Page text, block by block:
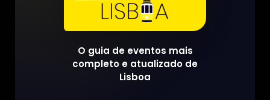
O guia de eventos mais
completo e atualizado de
Lisboa